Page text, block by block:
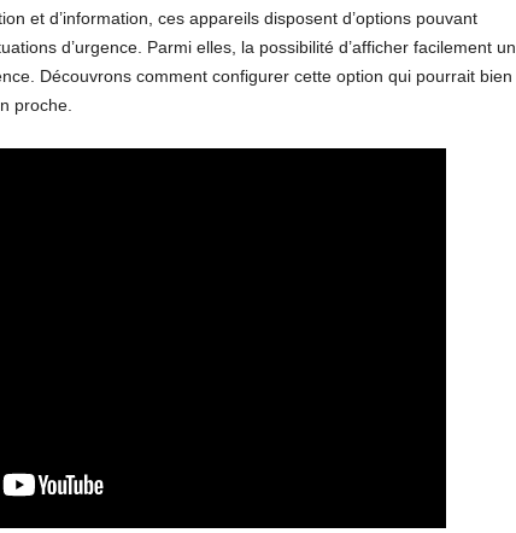
et d’information, ces appareils disposent d’options pouvant
d’urgence. Parmi elles, la possibilité d’afficher facilement un
Découvrons comment configurer cette option qui pourrait bien
proche.